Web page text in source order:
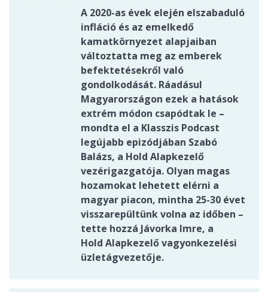
A 2020-as évek elején elszabaduló
infláció és az emelkedő
kamatkörnyezet alapjaiban
változtatta meg az emberek
befektetésekről való
gondolkodását. Ráadásul
Magyarországon ezek a hatások
extrém módon csapódtak le –
mondta el a Klasszis Podcast
legújabb epizódjában Szabó
Balázs, a Hold Alapkezelő
vezérigazgatója. Olyan magas
hozamokat lehetett elérni a
magyar piacon, mintha 25-30 évet
visszarepültünk volna az időben –
tette hozzá Jávorka Imre, a
Hold Alapkezelő vagyonkezelési
üzletágvezetője.